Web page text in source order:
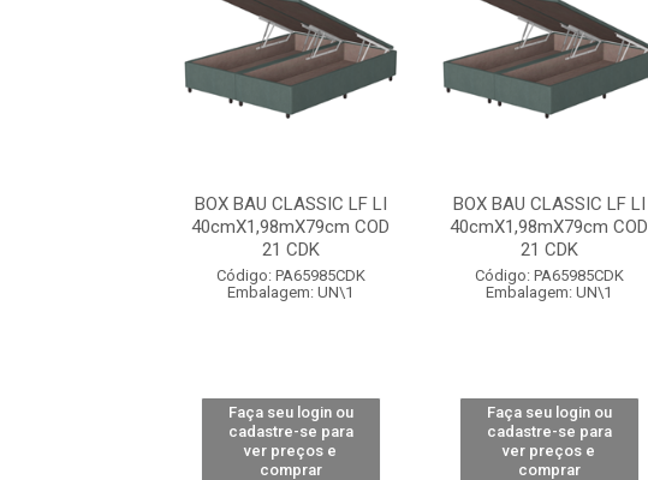
BOX BAU CLASSIC LF LI
40cmX1,98mX79cm COD
21 CDK
Código: PA65985CDK
Embalagem: UN\1
Faça seu login ou
cadastre-se para
ver preços e
comprar
BOX BAU CLASSIC LF LI
40cmX1,98mX79cm COD
21 CDK
Código: PA65985CDK
Embalagem: UN\1
Faça seu login ou
cadastre-se para
ver preços e
comprar